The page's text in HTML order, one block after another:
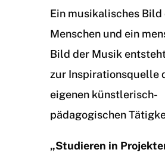
Ein musikalisches Bild
Menschen und ein
Bild der Musik
zur Inspirationsquelle
eigenen künstlerisch-
pädagogischen
„Studieren in